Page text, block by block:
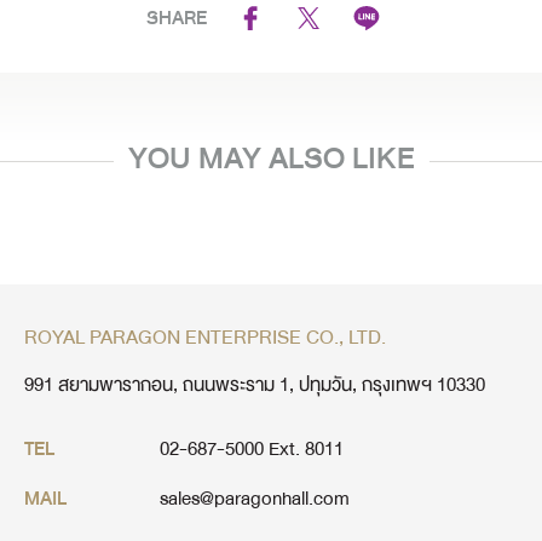
SHARE
YOU MAY ALSO LIKE
ROYAL PARAGON ENTERPRISE CO., LTD.
991 สยามพารากอน, ถนนพระราม 1, ปทุมวัน, กรุงเทพฯ 10330
TEL 02-687-5000 Ext. 8011
MAIL sales@paragonhall.com